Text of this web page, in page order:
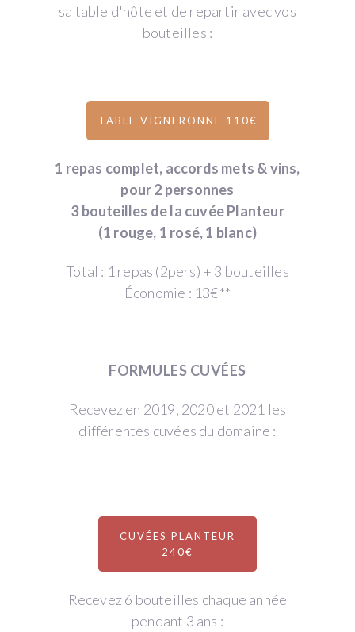
sa table d'hôte et de repartir avec vos
bouteilles :
TABLE VIGNERONNE 110€
1 repas complet, accords mets & vins,
pour 2 personnes
3 bouteilles de la cuvée Planteur
(1 rouge, 1 rosé, 1 blanc)
Total : 1 repas (2pers) + 3 bouteilles
Économie : 13€**
FORMULES CUVÉES
Recevez en 2019, 2020 et 2021 les
différentes cuvées du domaine :
CUVÉES PLANTEUR
240€
Recevez 6 bouteilles chaque année
pendant 3 ans :